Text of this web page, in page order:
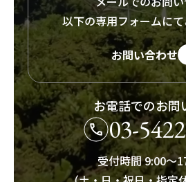
以下の専用フォームにて
お問い合わせ
お電話でのお問
03-
受付時間 9:00～